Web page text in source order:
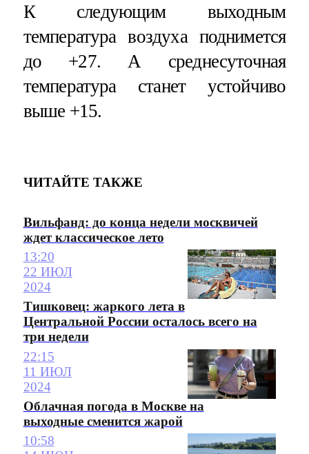
К следующим выходным
температура воздуха поднимется
до +27. А среднесуточная
температура станет устойчиво
выше +15.
ЧИТАЙТЕ ТАКЖЕ
Вильфанд: до конца недели москвичей
ждет классическое лето
13:20
22 ИЮЛ
2024
Тишковец: жаркого лета в
Центральной России осталось всего на
три недели
22:15
11 ИЮЛ
2024
Облачная погода в Москве на
выходные сменится жарой
10:58